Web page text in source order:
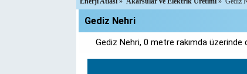
Gediz Nehri
Gediz Nehri, 0 metre rakımda